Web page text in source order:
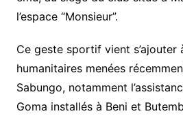
l’espace “Monsieur”.
Ce geste sportif vient s’ajouter
humanitaires menées
Sabungo, notamment
Goma installés à Beni et